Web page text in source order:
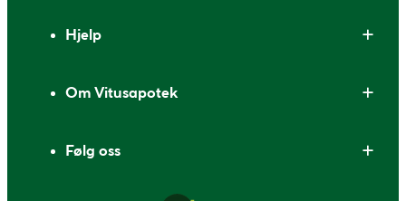
Hjelp
Om Vitusapotek
Følg oss